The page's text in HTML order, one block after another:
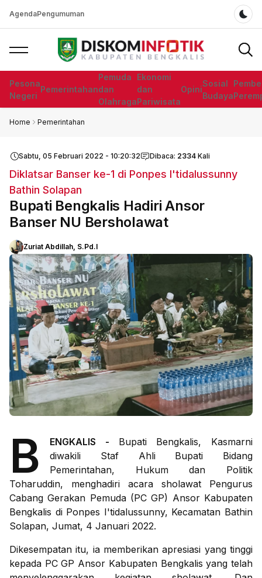
AgendaPengumuman
Pesona
Negeri
Pemerintahan
Pemuda
dan
Olahraga
Ekonomi
dan
Pariwisata
Opini
Sosial
Budaya
Home Pemerintahan
Sabtu, 05 Februari 2022 - 10:20:32 Dibaca: 2334 Kali
Diklatsar Banser ke-1 di Ponpes I'tidalussunny
Bathin Solapan
Bupati Bengkalis Hadiri Ansor
Banser NU Bersholawat
Zuriat Abdillah, S.Pd.I
B ENGKALIS - Bupati Bengkalis, Kasmarni
diwakili Staf Ahli Bupati Bidang
Pemerintahan, Hukum dan Politik
Toharuddin, menghadiri acara sholawat Pengurus
Cabang Gerakan Pemuda (PC GP) Ansor Kabupaten
Bengkalis di Ponpes I'tidalussunny, Kecamatan Bathin
Solapan, Jumat, 4 Januari 2022.
Dikesempatan itu, ia memberikan apresiasi yang tinggi
kepada PC GP Ansor Kabupaten Bengkalis yang telah